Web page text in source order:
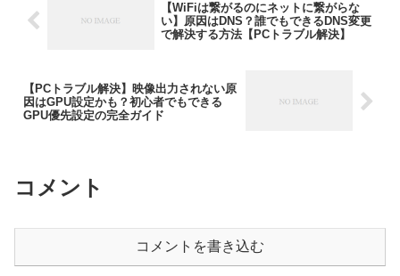
【WiFiは繋がるのにネットに繋がらな
い】原因はDNS？誰でもできるDNS変更
で解決する方法【PCトラブル解決】
【PCトラブル解決】映像出力されない原
因はGPU設定かも？初心者でもできる
GPU優先設定の完全ガイド
コメント
コメントを書き込む